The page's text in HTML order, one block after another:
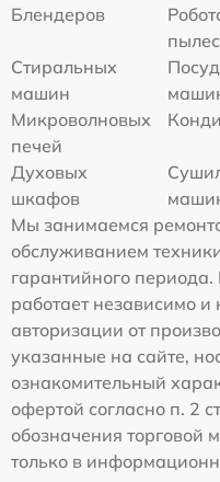
Блендеров
Стиральных
машин
Микроволновых
печей
Духовых
шкафов
Мы занимаемся
обслуживанием
гарантийного
работает независимо
авторизации от
указанные на сайте,
ознакомительный
офертой согласно п. 2
обозначения торговой
только в